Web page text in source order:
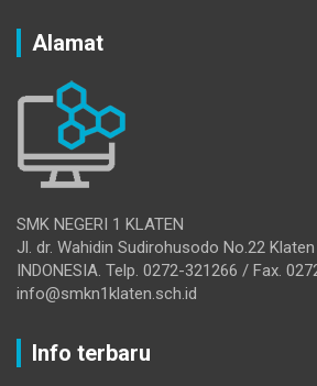
Alamat
SMK NEGERI 1 KLATEN
Jl. dr. Wahidin Sudirohusodo No.22
INDONESIA. Telp. 0272-321266 / Fax.
info@smkn1klaten.sch.id
Info terbaru